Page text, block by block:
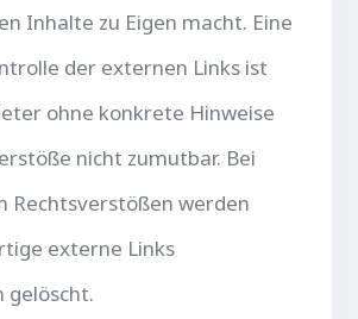
Inhalte zu Eigen macht. Eine
der externen Links ist
ohne konkrete Hinweise
nicht zumutbar. Bei
Rechtsverstößen werden
externe Links
gelöscht.